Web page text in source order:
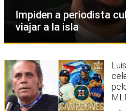
Impiden a periodista
viajar a la isla